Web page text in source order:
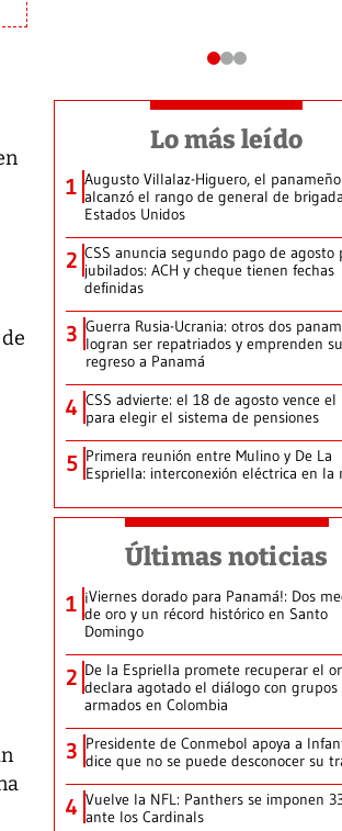
Lo más leído
1 Augusto Villalaz-Higuero, el
alcanzó el rango de general de
Estados Unidos
2 CSS anuncia segundo pago de agosto
jubilados: ACH y cheque tienen fechas
definidas
3 Guerra Rusia-Ucrania: otros dos
logran ser repatriados y emprenden su
regreso a Panamá
4 CSS advierte: el 18 de agosto vence el
para elegir el sistema de pensiones
5 Primera reunión entre Mulino y De La
Espriella: interconexión eléctrica en la
Últimas noticias
1 ¡Viernes dorado para Panamá!: Dos
de oro y un récord histórico en Santo
Domingo
2 De la Espriella promete recuperar el
declara agotado el diálogo con grupos
armados en Colombia
3 Presidente de Conmebol apoya a
dice que no se puede desconocer su
4 Vuelve la NFL: Panthers se imponen
ante los Cardinals